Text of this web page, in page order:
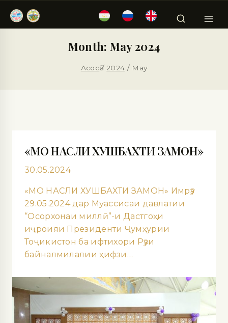
Month: May 2024
Асосӣ / 2024 / May
«МО НАСЛИ ХУШБАХТИ ЗАМОН»
30.05.2024
«МО НАСЛИ ХУШБАХТИ ЗАМОН» Имрӯз
29.05.2024 дар Муассисаи давлатии
“Осорхонаи миллӣ”-и Дастгоҳи
иҷроияи Президенти Ҷумҳурии
Тоҷикистон ба ифтихори Рӯзи
байналмилалии ҳифзи…